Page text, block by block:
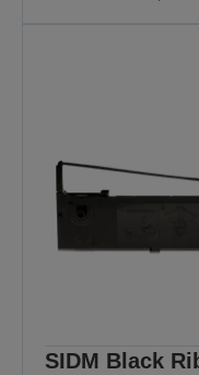
SIDM Black